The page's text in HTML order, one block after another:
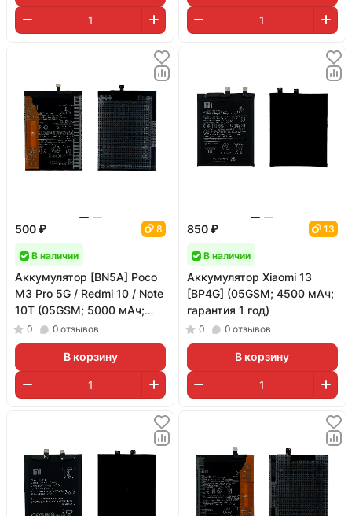
500 ₽ 8
В наличии
Аккумулятор [BN5A] Poco
M3 Pro 5G / Redmi 10 / Note
10T (05GSM; 5000 мАч;
гарантия 1 год)
0 0 отзывов
В корзину
850 ₽ 13
В наличии
Аккумулятор Xiaomi 13
[BP4G] (05GSM; 4500 мАч;
гарантия 1 год)
0 0 отзывов
В корзину